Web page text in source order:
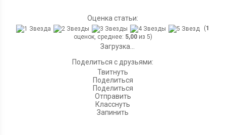
Оценка статьи:
(1
оценок, среднее: 5,00из 5)
Загрузка...
Поделиться с друзьями:
Твитнуть
Поделиться
Поделиться
Отправить
Класснуть
Запинить